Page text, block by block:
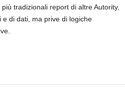
tradizionali report di altre Autority,
e di dati, ma prive di logiche